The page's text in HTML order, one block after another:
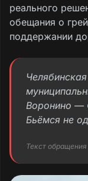
реального
обещания о
поддержании
Воронино —
Бьёмся не
Текст обращения